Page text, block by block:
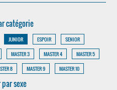
catégorie
JUNIOR ESPOIR
SENIOR
MASTER 3 MASTER 4
MASTER 5
8 MASTER 9 MASTER 10
sexe